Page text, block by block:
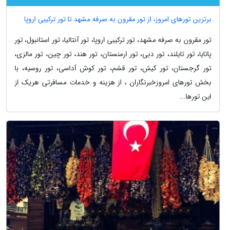
برترین تورهای امروز، از تور مقرون به صرفه مشهد تا تور ترکیبی اروپا
تور مقرون به صرفه مشهد، تور ترکیبی اروپا، تور آنتالیا، تور استانبول، تور
پاتایا، تور تایلند، تور دبی، تور ارمنستان، تور هند، تور چین، تور مالزی،
تور گرجستان، تور کیش، تور قشم، تور کوش آداسی، تور روسیه، با
بخش تورهای امروزخبرنگاران ، از هزینه و خدمات مسافرتی هریک از
این تورها...